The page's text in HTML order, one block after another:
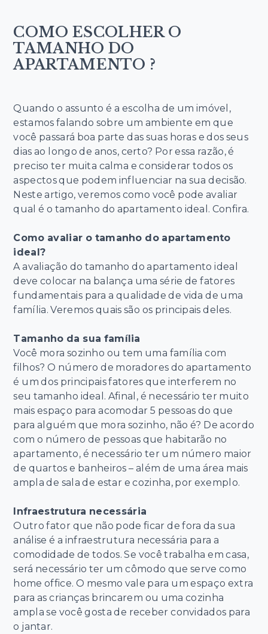
COMO ESCOLHER O
TAMANHO DO
APARTAMENTO ?
Quando o assunto é a escolha de um imóvel,
estamos falando sobre um ambiente em que
você passará boa parte das suas horas e dos seus
dias ao longo de anos, certo? Por essa razão, é
preciso ter muita calma e considerar todos os
aspectos que podem influenciar na sua decisão.
Neste artigo, veremos como você pode avaliar
qual é o tamanho do apartamento ideal. Confira.
Como avaliar o tamanho do apartamento
ideal?
A avaliação do tamanho do apartamento ideal
deve colocar na balança uma série de fatores
fundamentais para a qualidade de vida de uma
família. Veremos quais são os principais deles.
Tamanho da sua família
Você mora sozinho ou tem uma família com
filhos? O número de moradores do apartamento
é um dos principais fatores que interferem no
seu tamanho ideal. Afinal, é necessário ter muito
mais espaço para acomodar 5 pessoas do que
para alguém que mora sozinho, não é? De acordo
com o número de pessoas que habitarão no
apartamento, é necessário ter um número maior
de quartos e banheiros – além de uma área mais
ampla de sala de estar e cozinha, por exemplo.
Infraestrutura necessária
Outro fator que não pode ficar de fora da sua
análise é a infraestrutura necessária para a
comodidade de todos. Se você trabalha em casa,
será necessário ter um cômodo que serve como
home office. O mesmo vale para um espaço extra
para as crianças brincarem ou uma cozinha
ampla se você gosta de receber convidados para
o jantar.